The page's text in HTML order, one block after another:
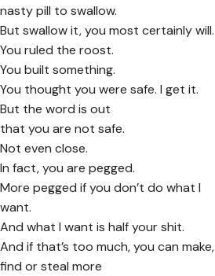
nasty pill to swallow.
But swallow it, you most certainly will.
You ruled the roost.
You built something.
You thought you were safe. I get it.
But the word is out
that you are not safe.
Not even close.
In fact, you are pegged.
More pegged if you don’t do what I
want.
And what I want is half your shit.
And if that’s too much, you can make,
find or steal more